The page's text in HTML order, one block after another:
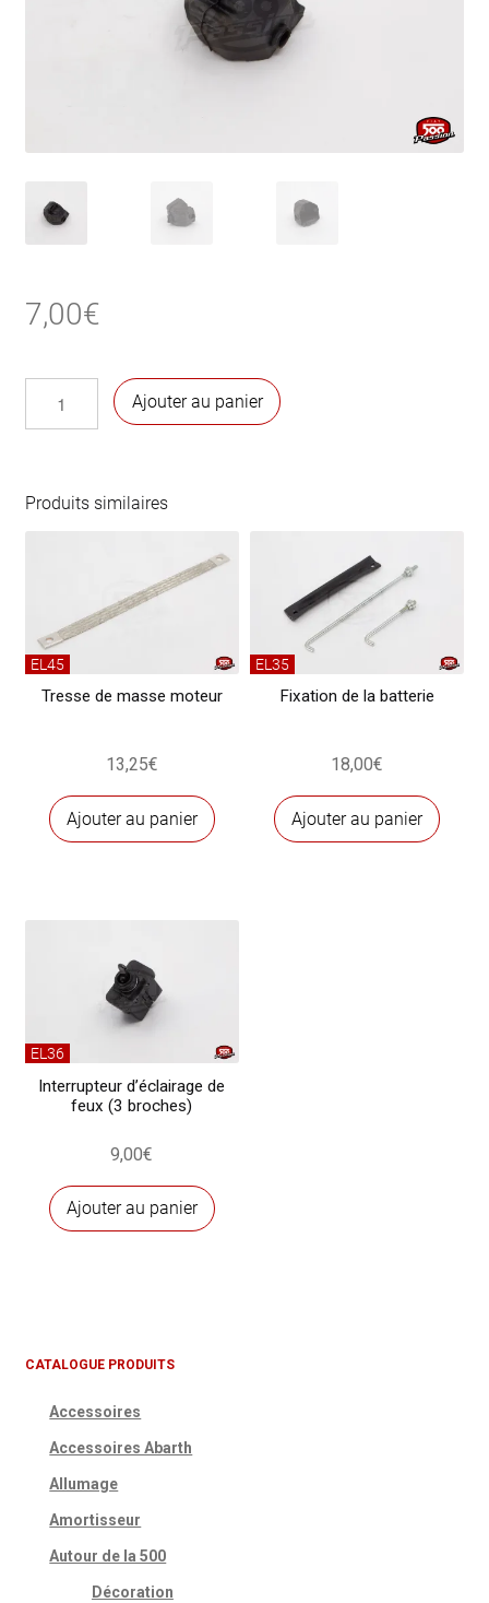
7,00€
de
Ajouter au panier
Produits similaires
EL45
Tresse de masse moteur
13,25€
Ajouter au panier
EL35
Fixation de la batterie
18,00€
Ajouter au panier
EL36
Interrupteur d’éclairage de
feux (3 broches)
9,00€
Ajouter au panier
CATALOGUE PRODUITS
Accessoires
Accessoires Abarth
Allumage
Amortisseur
Autour de la 500
Décoration